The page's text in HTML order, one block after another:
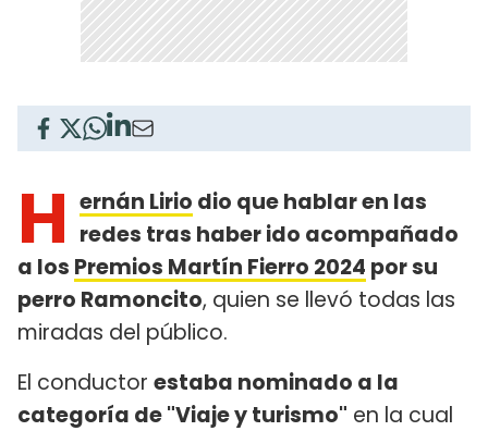
H ernán Lirio dio que hablar en las
redes tras haber ido acompañado
a los Premios Martín Fierro 2024 por su
perro Ramoncito, quien se llevó todas las
miradas del público.
El conductor estaba nominado a la
categoría de "Viaje y turismo" en la cual